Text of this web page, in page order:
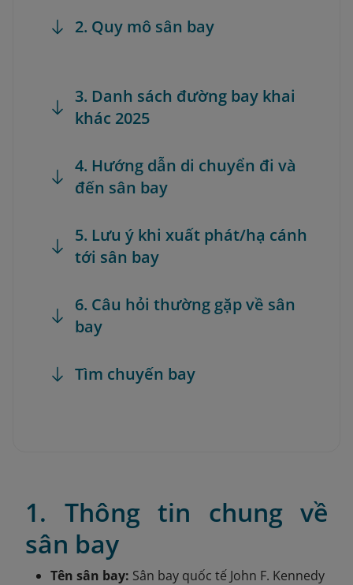
2. Quy mô sân bay
3. Danh sách đường bay khai
khác 2025
4. Hướng dẫn di chuyển đi và
đến sân bay
5. Lưu ý khi xuất phát/hạ cánh
tới sân bay
6. Câu hỏi thường gặp về sân
bay
Tìm chuyến bay
1. Thông tin chung về
sân bay
Tên sân bay: Sân bay quốc tế John F. Kennedy